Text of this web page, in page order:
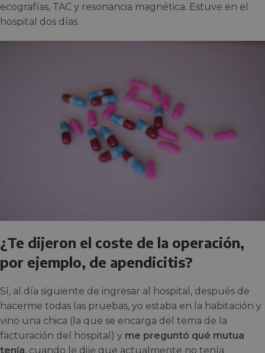
ecografías, TAC y resonancia magnética. Estuve en el
hospital dos días.
¿Te dijeron el coste de la operación,
por ejemplo, de apendicitis?
Sí, al día siguiente de ingresar al hospital, después de
hacerme todas las pruebas, yo estaba en la habitación y
vino una chica (la que se encarga del tema de la
facturación del hospital) y me preguntó qué mutua
tenía, cuando le dije que actualmente no tenía